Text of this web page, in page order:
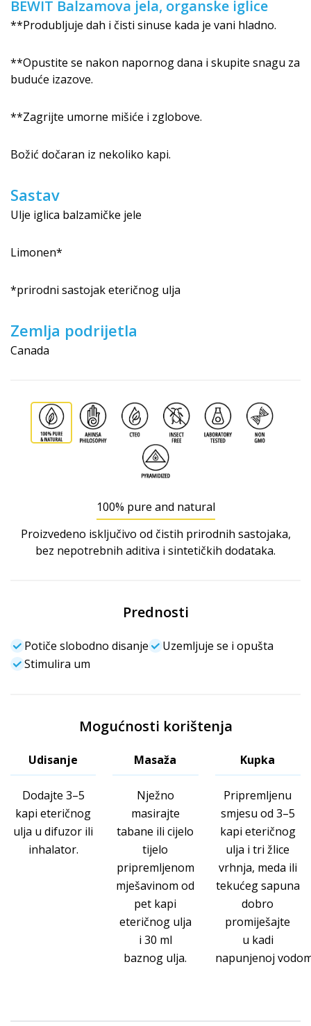
BEWIT Balzamova jela, organske iglice
**Produbljuje dah i čisti sinuse kada je vani hladno.
**Opustite se nakon napornog dana i skupite snagu za
buduće izazove.
**Zagrijte umorne mišiće i zglobove.
Božić dočaran iz nekoliko kapi.
Sastav
Ulje iglica balzamičke jele
Limonen*
*prirodni sastojak eteričnog ulja
Zemlja podrijetla
Canada
100% pure and natural
Proizvedeno isključivo od čistih prirodnih sastojaka,
bez nepotrebnih aditiva i sintetičkih dodataka.
Prednosti
Potiče slobodno disanje
Uzemljuje se i opušta
Stimulira um
Mogućnosti korištenja
Udisanje
Dodajte 3–5
kapi eteričnog
ulja u difuzor ili
inhalator.
Masaža
Nježno
masirajte
tabane ili cijelo
tijelo
pripremljenom
mješavinom od
pet kapi
eteričnog ulja
i 30 ml
baznog ulja.
Kupka
Pripremljenu
smjesu od 3–5
kapi eteričnog
ulja i tri žlice
vrhnja, meda ili
tekućeg sapuna
dobro
promiješajte
u kadi
napunjenoj